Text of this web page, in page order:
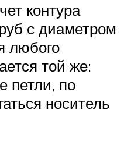
контура
с диаметром
любого
той же:
петли, по
носитель